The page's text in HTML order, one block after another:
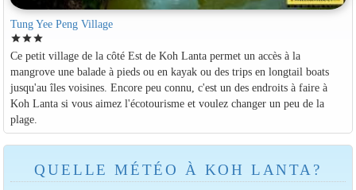
Tung Yee Peng Village
starstarstar
Ce petit village de la côté Est de Koh Lanta permet un accès à la
mangrove une balade à pieds ou en kayak ou des trips en longtail boats
jusqu'au îles voisines. Encore peu connu, c'est un des endroits à faire à
Koh Lanta si vous aimez l'écotourisme et voulez changer un peu de la
plage.
QUELLE MÉTÉO À KOH LANTA?